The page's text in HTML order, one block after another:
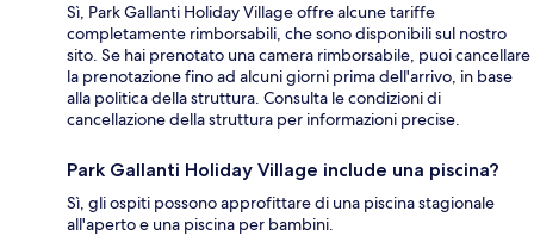
Sì, Park Gallanti Holiday Village offre alcune tariffe
completamente rimborsabili, che sono disponibili sul nostro
sito. Se hai prenotato una camera rimborsabile, puoi cancellare
la prenotazione fino ad alcuni giorni prima dell'arrivo, in base
alla politica della struttura. Consulta le condizioni di
cancellazione della struttura per informazioni precise.
Park Gallanti Holiday Village include una piscina?
Sì, gli ospiti possono approfittare di una piscina stagionale
all'aperto e una piscina per bambini.